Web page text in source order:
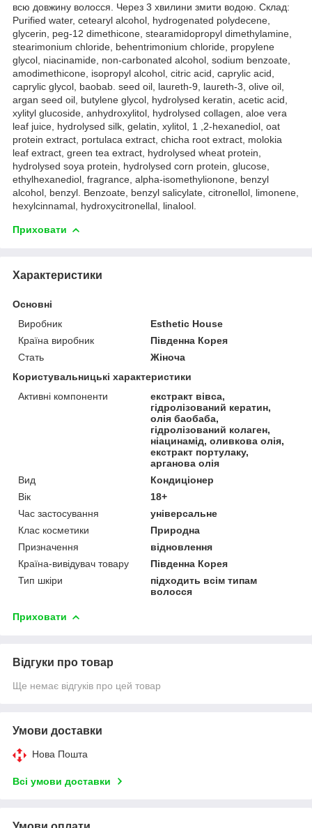
всю довжину волосся. Через 3 хвилини змити водою. Склад:
Purified water, cetearyl alcohol, hydrogenated polydecene,
glycerin, peg-12 dimethicone, stearamidopropyl dimethylamine,
stearimonium chloride, behentrimonium chloride, propylene
glycol, niacinamide, non-carbonated alcohol, sodium benzoate,
amodimethicone, isopropyl alcohol, citric acid, caprylic acid,
caprylic glycol, baobab. seed oil, laureth-9, laureth-3, olive oil,
argan seed oil, butylene glycol, hydrolysed keratin, acetic acid,
xylityl glucoside, anhydroxylitol, hydrolysed collagen, aloe vera
leaf juice, hydrolysed silk, gelatin, xylitol, 1 ,2-hexanediol, oat
protein extract, portulaca extract, chicha root extract, molokia
leaf extract, green tea extract, hydrolysed wheat protein,
hydrolysed soya protein, hydrolysed corn protein, glucose,
ethylhexanediol, fragrance, alpha-isomethylionone, benzyl
alcohol, benzyl. Benzoate, benzyl salicylate, citronellol, limonene,
hexylcinnamal, hydroxycitronellal, linalool.
Приховати
Характеристики
Основні
Виробник
Esthetic House
Країна виробник
Південна Корея
Стать
Жіноча
Користувальницькі характеристики
Активні компоненти
екстракт вівса,
гідролізований кератин,
олія баобаба,
гідролізований колаген,
ніацинамід, оливкова олія,
екстракт портулаку,
арганова олія
Вид
Кондиціонер
Вік
18+
Час застосування
універсальне
Клас косметики
Природна
Призначення
відновлення
Країна-вивідувач товару
Південна Корея
Тип шкіри
підходить всім типам
волосся
Приховати
Відгуки про товар
Ще немає відгуків про цей товар
Умови доставки
Нова Пошта
Всі умови доставки